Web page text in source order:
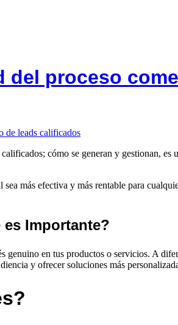
del proceso
cómo se generan y gestionan,
más efectiva y más rentable para
Importante?
genuino en tus productos o servicios. A
y ofrecer soluciones más